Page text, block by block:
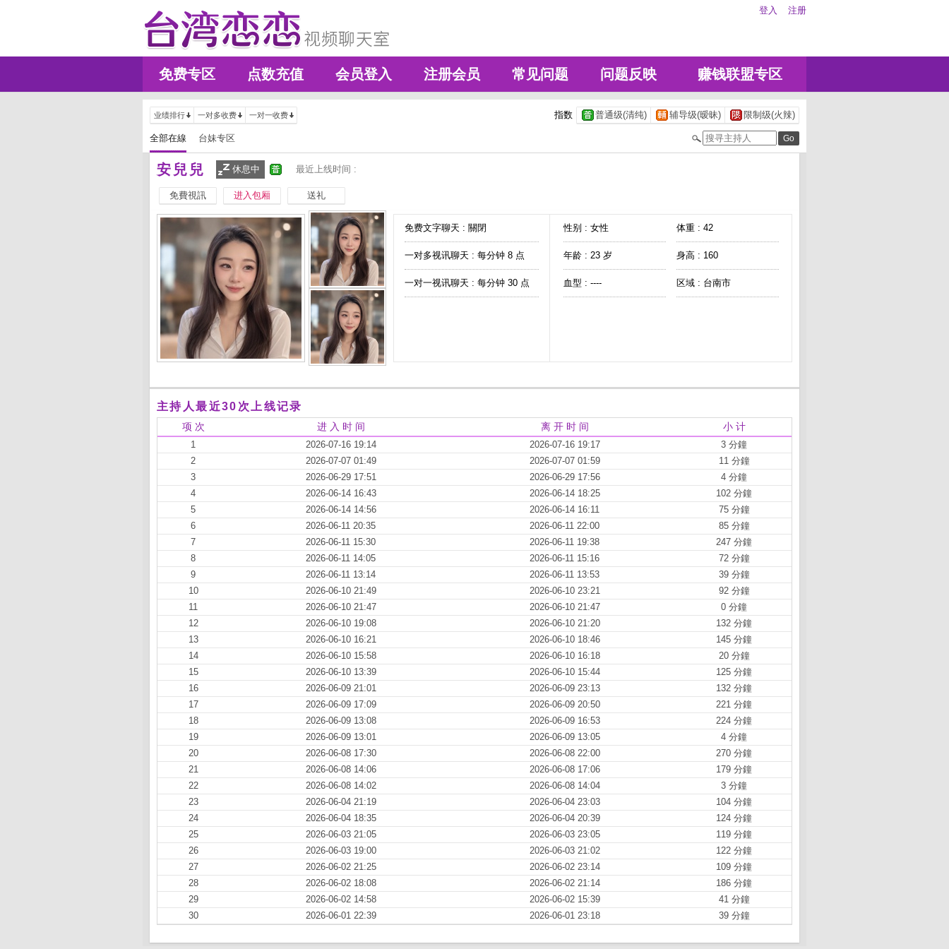
登入 注册
免费专区 点数充值 会员登入 注册会员 常见问题 问题反映 赚钱联盟专区
业绩排行 一对多收费 一对一收费 指数 普通级(清纯) 辅导级(暧昧) 限制级(火辣)
全部在線 台妹专区
安兒兒 休息中 最近上线时间 :
免費視訊 进入包厢 送礼
免费文字聊天 : 關閉
一对多视讯聊天 : 每分钟 8 点
一对一视讯聊天 : 每分钟 30 点
性别 : 女性 体重 : 42
年龄 : 23 岁 身高 : 160
血型 : ---- 区域 : 台南市
主持人最近30次上线记录
项 次 进 入 时 间 离 开 时 间 小 计
1 2026-07-16 19:14 2026-07-16 19:17
3 分鐘
2
2026-07-07 01:49 2026-07-07 01:59
11 分鐘
3
2026-06-29 17:51 2026-06-29 17:56
4 分鐘
4
2026-06-14 16:43 2026-06-14 18:25
102 分鐘
5
2026-06-14 14:56 2026-06-14 16:11
75 分鐘
6
2026-06-11 20:35 2026-06-11 22:00
85 分鐘
7
2026-06-11 15:30 2026-06-11 19:38
247 分鐘
8
2026-06-11 14:05 2026-06-11 15:16
72 分鐘
9
2026-06-11 13:14 2026-06-11 13:53
39 分鐘
10
2026-06-10 21:49 2026-06-10 23:21
92 分鐘
11
2026-06-10 21:47 2026-06-10 21:47
0 分鐘
12
2026-06-10 19:08 2026-06-10 21:20
132 分鐘
13
2026-06-10 16:21 2026-06-10 18:46
145 分鐘
14
2026-06-10 15:58 2026-06-10 16:18
20 分鐘
15
2026-06-10 13:39 2026-06-10 15:44
125 分鐘
16
2026-06-09 21:01 2026-06-09 23:13
132 分鐘
17
2026-06-09 17:09 2026-06-09 20:50
221 分鐘
18
2026-06-09 13:08 2026-06-09 16:53
224 分鐘
19
2026-06-09 13:01 2026-06-09 13:05
4 分鐘
20
2026-06-08 17:30 2026-06-08 22:00
270 分鐘
21
2026-06-08 14:06 2026-06-08 17:06
179 分鐘
22
2026-06-08 14:02 2026-06-08 14:04
3 分鐘
23
2026-06-04 21:19 2026-06-04 23:03
104 分鐘
24
2026-06-04 18:35 2026-06-04 20:39
124 分鐘
25
2026-06-03 21:05 2026-06-03 23:05
119 分鐘
26
2026-06-03 19:00 2026-06-03 21:02
122 分鐘
27
2026-06-02 21:25 2026-06-02 23:14
109 分鐘
28
2026-06-02 18:08 2026-06-02 21:14
186 分鐘
29
2026-06-02 14:58 2026-06-02 15:39
41 分鐘
30
2026-06-01 22:39 2026-06-01 23:18 39 分鐘